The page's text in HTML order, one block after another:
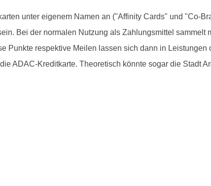
unter eigenem Namen an ("Affinity Cards" und "Co-
Bei der normalen Nutzung als Zahlungsmittel
Punkte respektive Meilen lassen sich dann in
ADAC-Kreditkarte. Theoretisch könnte sogar die Stadt